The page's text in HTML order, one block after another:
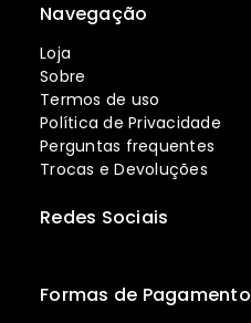
Navegação
Loja
Sobre
Termos de uso
Política de Privacidade
Perguntas frequentes
Trocas e Devoluções
Formas de Pagamento
Redes Sociais